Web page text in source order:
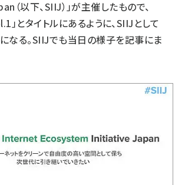
（以下、SIIJ）」が主催したもので、
」とタイトルにあるように、SIIJとして
なる。SIIJでも当日の様子を記事にま